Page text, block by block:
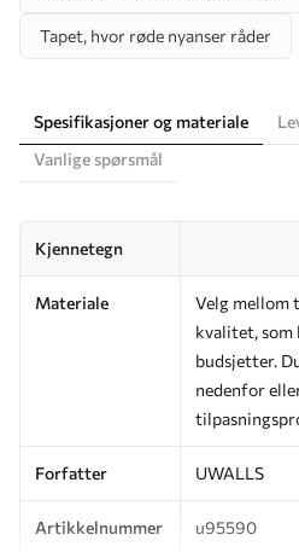
Tapet, hvor røde nyanser råder
Spesifikasjoner og materiale
Vanlige spørsmål
Kjennetegn
Materiale
Velg mellom
kvalitet, som
budsjetter.
nedenfor
Forfatter UWALLS
Artikkelnummer u95590